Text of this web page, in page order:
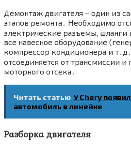
Демонтаж двигателя – один из
этапов ремонта․ Необходимо
электрические разъемы, шланги
все навесное оборудование
компрессор кондиционера и
отсоединяется от трансмиссии и
моторного отсека․
Читать статью У Chery
автомобиль в линейке
Разборка двигателя